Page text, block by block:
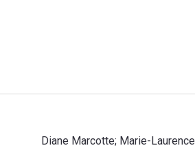
Zenstudies 2: Making a Healthy Transition to Higher Education – Facilitator’s Guide: Targeted-Selective Prevention Program تمت الكتابة بواسطة Diane Marcotte; Marie-Laurence